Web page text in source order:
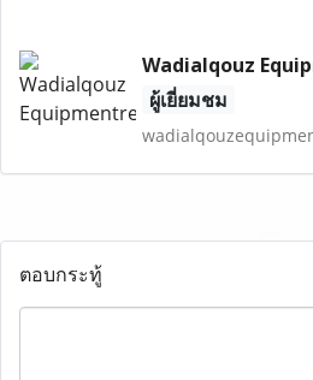
Wadialqouz
ผู้เยี่ยมชม
ตอบกระทู้